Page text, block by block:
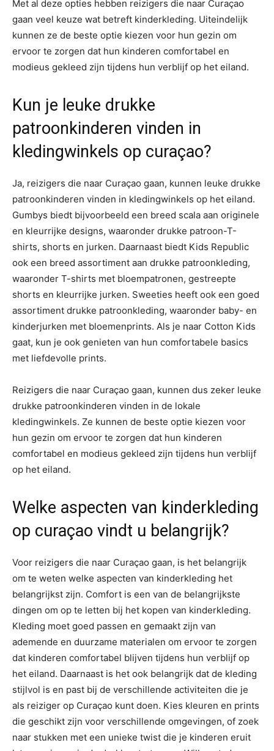
Met al deze opties hebben reizigers die naar Curaçao
gaan veel keuze wat betreft kinderkleding. Uiteindelijk
kunnen ze de beste optie kiezen voor hun gezin om
ervoor te zorgen dat hun kinderen comfortabel en
modieus gekleed zijn tijdens hun verblijf op het eiland.
Kun je leuke drukke
patroonkinderen vinden in
kledingwinkels op curaçao?
Ja, reizigers die naar Curaçao gaan, kunnen leuke drukke
patroonkinderen vinden in kledingwinkels op het eiland.
Gumbys biedt bijvoorbeeld een breed scala aan originele
en kleurrijke designs, waaronder drukke patroon-T-
shirts, shorts en jurken. Daarnaast biedt Kids Republic
ook een breed assortiment aan drukke patroonkleding,
waaronder T-shirts met bloempatronen, gestreepte
shorts en kleurrijke jurken. Sweeties heeft ook een goed
assortiment drukke patroonkleding, waaronder baby- en
kinderjurken met bloemenprints. Als je naar Cotton Kids
gaat, kun je ook genieten van hun comfortabele basics
met liefdevolle prints.
Reizigers die naar Curaçao gaan, kunnen dus zeker leuke
drukke patroonkinderen vinden in de lokale
kledingwinkels. Ze kunnen de beste optie kiezen voor
hun gezin om ervoor te zorgen dat hun kinderen
comfortabel en modieus gekleed zijn tijdens hun verblijf
op het eiland.
Welke aspecten van kinderkleding
op curaçao vindt u belangrijk?
Voor reizigers die naar Curaçao gaan, is het belangrijk
om te weten welke aspecten van kinderkleding het
belangrijkst zijn. Comfort is een van de belangrijkste
dingen om op te letten bij het kopen van kinderkleding.
Kleding moet goed passen en gemaakt zijn van
ademende en duurzame materialen om ervoor te zorgen
dat kinderen comfortabel blijven tijdens hun verblijf op
het eiland. Daarnaast is het ook belangrijk dat de kleding
stijlvol is en past bij de verschillende activiteiten die je
als reiziger op Curaçao kunt doen. Kies kleuren en prints
die geschikt zijn voor verschillende omgevingen, of zoek
naar stukken met een unieke twist die je kinderen eruit